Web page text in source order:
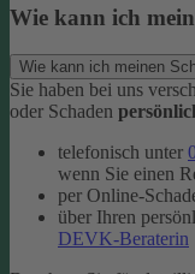
Wie kann ich
Wie kann ich meinen
Sie haben bei uns
oder Schaden
telefonisch unter
wenn Sie einen
per Online-
über Ihren
DEVK-Beraterin